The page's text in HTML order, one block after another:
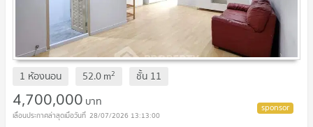
1 ห้องนอน 52.0m2 ชั้น 11
4,700,000 บาท
28/07/2026 13:13:00